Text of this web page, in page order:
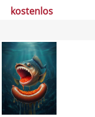
kostenlos